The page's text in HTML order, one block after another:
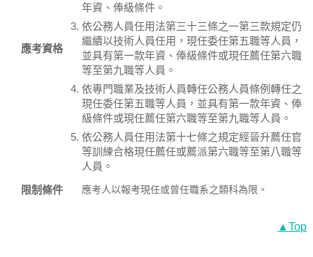
應考資格
年資、俸級條件。
依公務人員任用法第三十三條之一第三款規定仍
繼續以技術人員任用，現任委任第五職等人員，
並具有第一款年資、俸級條件或現任薦任第六職
等至第九職等人員。
依專門職業及技術人員轉任公務人員條例轉任之
現任委任第五職等人員，並具有第一款年資、俸
級條件或現任薦任第六職等至第九職等人員。
依公務人員任用法第十七條之規定經晉升薦任官
等訓練合格現任薦任或薦派第六職等至第八職等
人員。
限制條件
應考人以報考現任或曾任職系之類科為限。
▲Top